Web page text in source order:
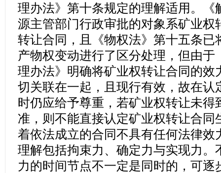
理办法》第十条规定的理解适用。《
源主管部门行政审批的对象系矿业权
转让合同，且《物权法》第十五条已
产物权变动进行了区分处理，但由于
理办法》明确将矿业权转让合同的效
切关联在一起，且现行有效，故在认
时仍应给予尊重，若矿业权转让未得
准，则不能直接认定矿业权转让合同
着依法成立的合同不具有任何法律效
理解包括拘束力、确定力与实现力。
力的时间节点不一定是同时的，可逐